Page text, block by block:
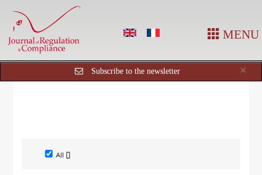
MENU
×
Subscribe to the newsletter
All []